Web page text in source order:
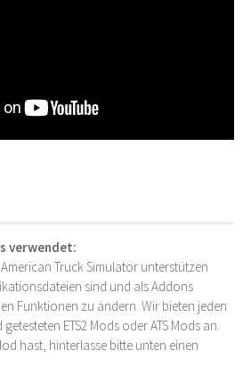
verwendet:
Truck Simulator unterstützen
sind und als Addons
Funktionen zu ändern. Wir bieten jeden
ETS2 Mods oder ATS Mods an.
hast, hinterlasse bitte unten einen